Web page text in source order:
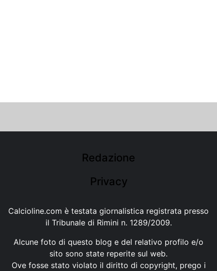
Redazione
Privacy
Calcioline.com è testata giornalistica registrata presso
il Tribunale di Rimini n. 1289/2009.
Alcune foto di questo blog e del relativo profilo e/o
sito sono state reperite sul web.
Ove fosse stato violato il diritto di copyright, prego i